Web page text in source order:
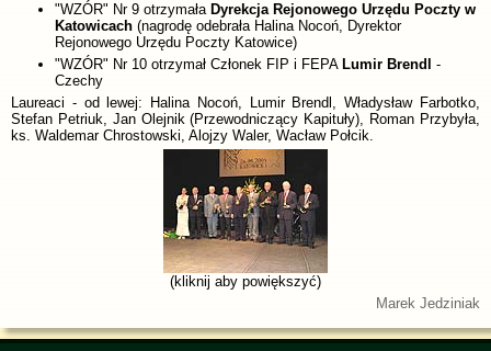
"WZÓR" Nr 9 otrzymała Dyrekcja Rejonowego Urzędu Poczty w
Katowicach (nagrodę odebrała Halina Nocoń, Dyrektor
Rejonowego Urzędu Poczty Katowice)
"WZÓR" Nr 10 otrzymał Członek FIP i FEPA Lumir Brendl
-
Czechy
Laureaci - od lewej: Halina Nocoń, Lumir Brendl, Władysław Farbotko,
Stefan Petriuk, Jan Olejnik (Przewodniczący Kapituły), Roman Przybyła,
ks. Waldemar Chrostowski, Alojzy Waler, Wacław Połcik.
(kliknij aby powiększyć)
Marek Jedziniak